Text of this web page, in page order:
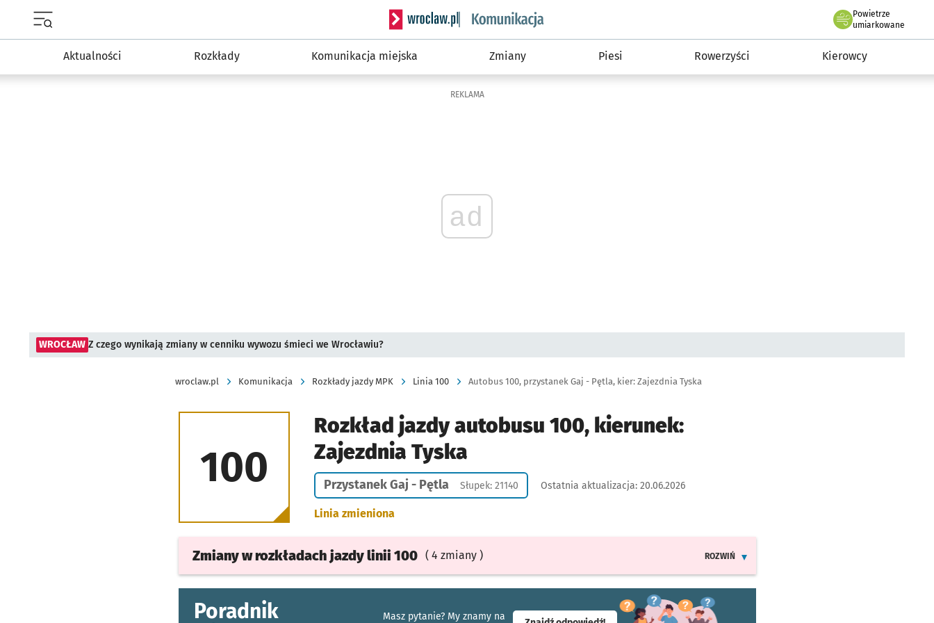
Serwis informacyjny wroclaw.pl podserwis: Komunikacja
Powietrze
we Wrocławiu
umiarkowane
Aktualności Rozkłady Komunikacja miejska Zmiany Piesi Rowerzyści Kierowcy
REKLAMA
ad
WROCŁAW Z czego wynikają zmiany w cenniku wywozu śmieci we Wrocławiu?
wroclaw.pl Komunikacja Rozkłady jazdy MPK Linia 100 Autobus 100, przystanek Gaj - Pętla, kier: Zajezdnia Tyska
100
Rozkład jazdy autobusu 100, kierunek:
Zajezdnia Tyska
Przystanek Gaj - Pętla Słupek: 21140 Ostatnia aktualizacja: 20.06.2026
Linia zmieniona
Zmiany w rozkładach jazdylinii 100 ( 4 zmiany )
ROZWIŃ
Poradnik
Masz pytanie? My znamy na